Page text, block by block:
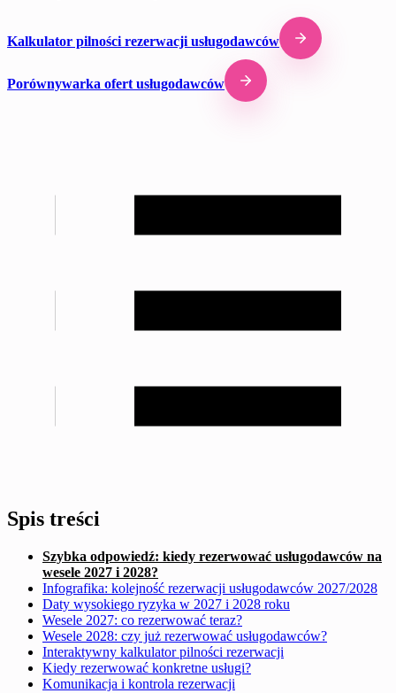
Kalkulator pilności rezerwacji usługodawców
Porównywarka ofert usługodawców
Spis treści
Szybka odpowiedź: kiedy rezerwować usługodawców na
wesele 2027 i 2028?
Infografika: kolejność rezerwacji usługodawców 2027/2028
Daty wysokiego ryzyka w 2027 i 2028 roku
Wesele 2027: co rezerwować teraz?
Wesele 2028: czy już rezerwować usługodawców?
Interaktywny kalkulator pilności rezerwacji
Kiedy rezerwować konkretne usługi?
Komunikacja i kontrola rezerwacji